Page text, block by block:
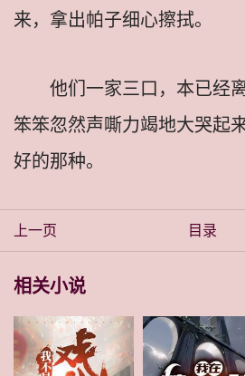
来，拿出帕子细心擦拭。
他们一家三口，本已经
笨笨忽然声嘶力竭地大哭起
好的那种。
上一页 目录
相关小说